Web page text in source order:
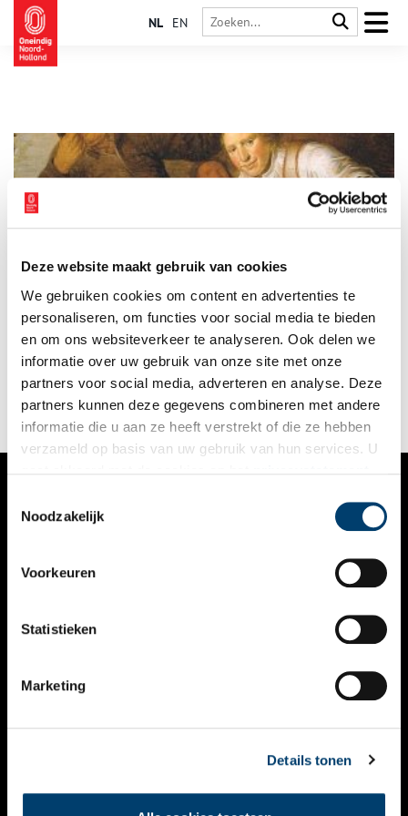
Deze website maakt gebruik van cookies
We gebruiken cookies om content en advertenties te
personaliseren, om functies voor social media te bieden
en om ons websiteverkeer te analyseren. Ook delen we
informatie over uw gebruik van onze site met onze
partners voor social media, adverteren en analyse. Deze
partners kunnen deze gegevens combineren met andere
informatie die u aan ze heeft verstrekt of die ze hebben
verzameld op basis van uw gebruik van hun services. U
Noodzakelijk
Voorkeuren
Statistieken
Marketing
Details tonen
NL EN
Humor is geen nieuw onderwerp binnen de kunsten. Het wordt
er al eeuwenlang op allerlei manieren in verwerkt. Zijn humor
en kunst een goede combinatie?
VERHALEN
KALENDER
THEMA’S
VIDEO’S
CONTACT